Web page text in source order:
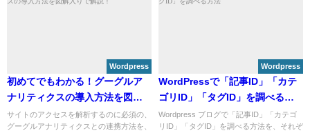
Wordpress
初めてでもわかる！グーグルア
ナリティクスの導入方法を図解
入りで解説！
サイトのアクセスを解析するのに必須の、
グーグルアナリティクスとの連携方法を、
Wordpress
WordPressで「記事ID」「カテ
ゴリID」「タグID」を調べる方
法
Wordpress ブログで「記事ID」「カテゴ
リID」「タグID」を調べる方法を、それぞ